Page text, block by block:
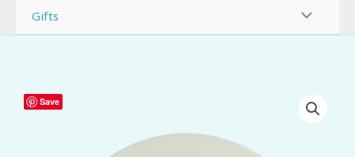
Gifts
Save
Boerenwinkel
Ontbijtbord